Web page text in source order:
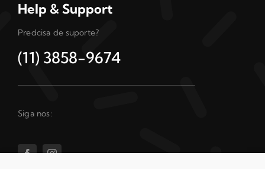
Help & Support
Predcisa de suporte?
(11) 3858-9674
Siga nos: